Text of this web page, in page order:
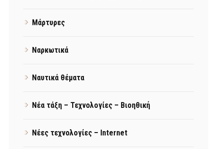
Μάρτυρες
Ναρκωτικά
Ναυτικά θέματα
Νέα τάξη – Τεχνολογίες – Βιοηθική
Νέες τεχνολογίες – Internet